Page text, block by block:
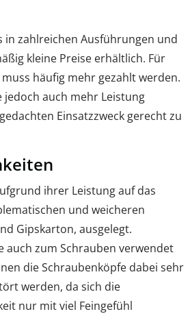
in zahlreichen Ausführungen und
kleine Preise erhältlich. Für
häufig mehr gezahlt werden.
auch mehr Leistung
Einsatzzweck gerecht zu
ihrer Leistung auf das
und weicheren
Gipskarton, ausgelegt.
auch zum Schrauben verwendet
die Schraubenköpfe dabei sehr
werden, da sich die
nur mit viel Feingefühl